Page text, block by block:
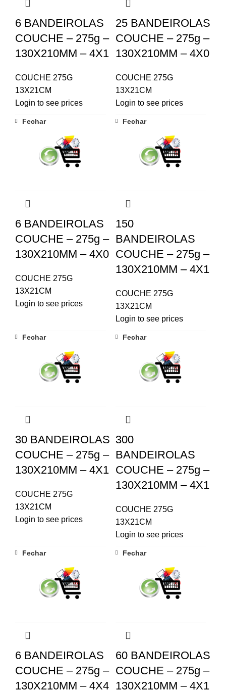
6 BANDEIROLAS
COUCHE – 275g –
130X210MM – 4X1
COUCHE 275G
13X21CM
Login to see prices
25 BANDEIROLAS
COUCHE – 275g –
130X210MM – 4X0
COUCHE 275G
13X21CM
Login to see prices
Fechar
6 BANDEIROLAS
COUCHE – 275g –
130X210MM – 4X0
COUCHE 275G
13X21CM
Login to see prices
Fechar
150
BANDEIROLAS
COUCHE – 275g –
130X210MM – 4X1
COUCHE 275G
13X21CM
Login to see prices
Fechar
30 BANDEIROLAS
COUCHE – 275g –
130X210MM – 4X1
COUCHE 275G
13X21CM
Login to see prices
Fechar
300
BANDEIROLAS
COUCHE – 275g –
130X210MM – 4X1
COUCHE 275G
13X21CM
Login to see prices
Fechar
6 BANDEIROLAS
COUCHE – 275g –
130X210MM – 4X4
Fechar
60 BANDEIROLAS
COUCHE – 275g –
130X210MM – 4X1